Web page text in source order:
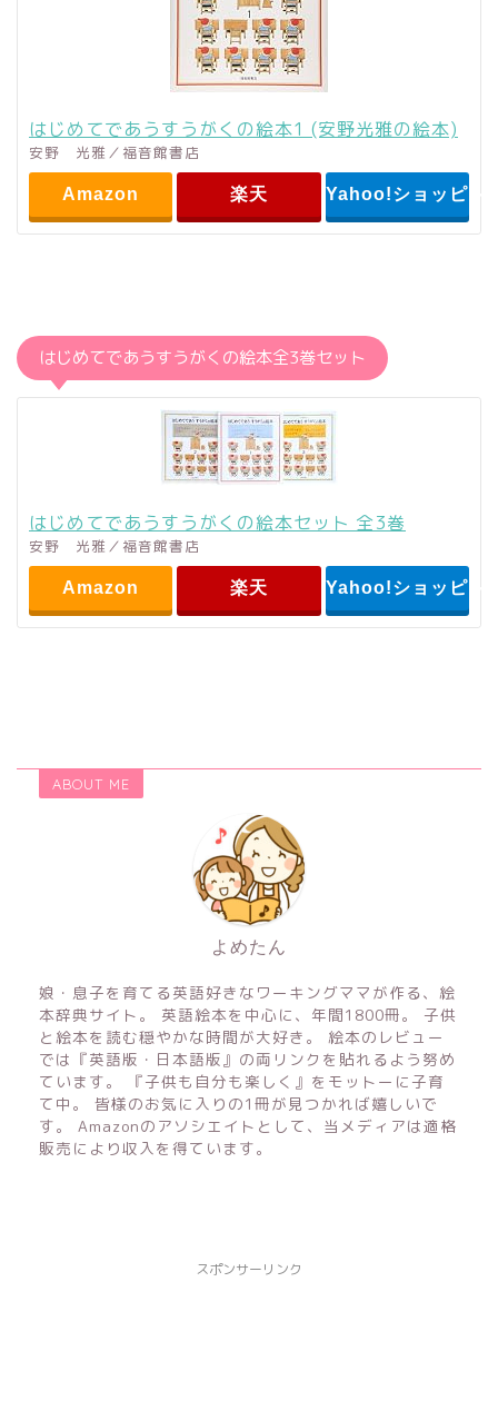
はじめてであうすうがくの絵本1 (安野光雅の絵本)
安野 光雅／福音館書店
Amazon 楽天 Yahoo!ショッピン
はじめてであうすうがくの絵本全3巻セット
はじめてであうすうがくの絵本セット 全3巻
安野 光雅／福音館書店
Amazon 楽天 Yahoo!ショッピン
ABOUT ME
よめたん
娘・息子を育てる英語好きなワーキングママが作る、絵
本辞典サイト。 英語絵本を中心に、年間1800冊。 子供
と絵本を読む穏やかな時間が大好き。 絵本のレビュー
では『英語版・日本語版』の両リンクを貼れるよう努め
ています。 『子供も自分も楽しく』をモットーに子育
て中。 皆様のお気に入りの1冊が見つかれば嬉しいで
す。 Amazonのアソシエイトとして、当メディアは適格
販売により収入を得ています。
スポンサーリンク